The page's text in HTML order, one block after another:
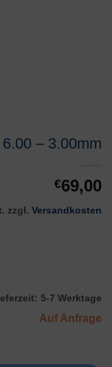
– 3.00mm
€69,00
zzgl. Versandkosten
5-7 Werktage
Auf Anfrage